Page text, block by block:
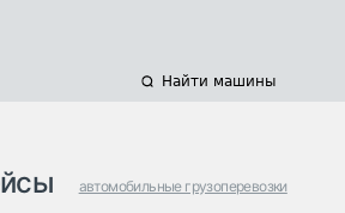
Найти машины
автомобильные грузоперевозки